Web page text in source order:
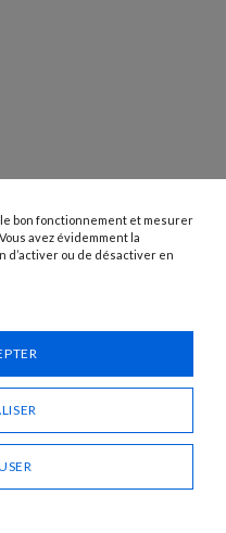
- FR-25460 ÉTUPES
bon fonctionnement et mesurer
avez évidemment la
d’activer ou de désactiver en